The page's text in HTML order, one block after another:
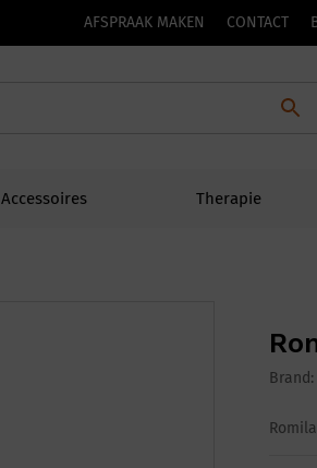
AFSPRAAK MAKEN CONTACT
Accessoires Therapie
Brand: